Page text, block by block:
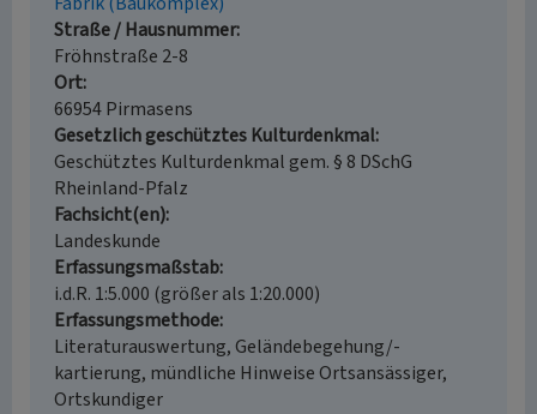
Straße / Hausnummer
Fröhnstraße 2-8
Ort
66954 Pirmasens
Gesetzlich geschütztes Kulturdenkmal
Geschütztes Kulturdenkmal gem. § 8 DSchG
Rheinland-Pfalz
Fachsicht(en)
Landeskunde
Erfassungsmaßstab
i.d.R. 1:5.000 (größer als 1:20.000)
Erfassungsmethode
Literaturauswertung, Geländebegehung/-
kartierung, mündliche Hinweise Ortsansässiger,
Ortskundiger